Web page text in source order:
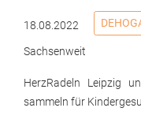
18.08.2022
Sachsenweit
HerzRadeln Leipzig
sammeln für